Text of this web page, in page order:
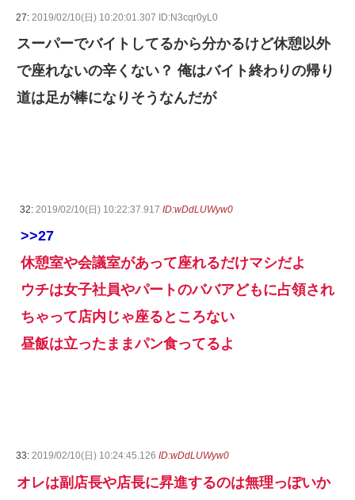
27: 2019/02/10(日) 10:20:01.307 ID:N3cqr0yL0
スーパーでバイトしてるから分かるけど休憩以外
で座れないの辛くない？ 俺はバイト終わりの帰り
道は足が棒になりそうなんだが
32: 2019/02/10(日) 10:22:37.917 ID:wDdLUWyw0
>>27
休憩室や会議室があって座れるだけマシだよ
ウチは女子社員やパートのババアどもに占領され
ちゃって店内じゃ座るところない
昼飯は立ったままパン食ってるよ
33: 2019/02/10(日) 10:24:45.126 ID:wDdLUWyw0
オレは副店長や店長に昇進するのは無理っぽいか